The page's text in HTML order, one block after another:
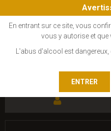
En entrant sur ce site, vous
vous y autorise et que
L'abus d'alcool est